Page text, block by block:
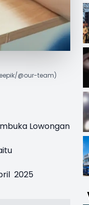
@our-team)
Lowongan
2025